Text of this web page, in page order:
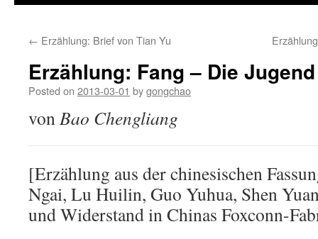
← Erzählung: Brief von Tian Yu
Erzählung: Fang – Die
Posted on 2013-03-01 bygongchao
vonBao Chengliang
[Erzählung aus der chinesischen
Ngai, Lu Huilin, Guo Yuhua, Shen
und Widerstand in Chinas Foxconn-